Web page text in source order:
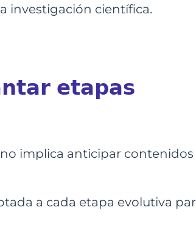
investigación científica.
𝗲𝘁𝗮𝗽𝗮𝘀
implica anticipar
a cada etapa evolutiva